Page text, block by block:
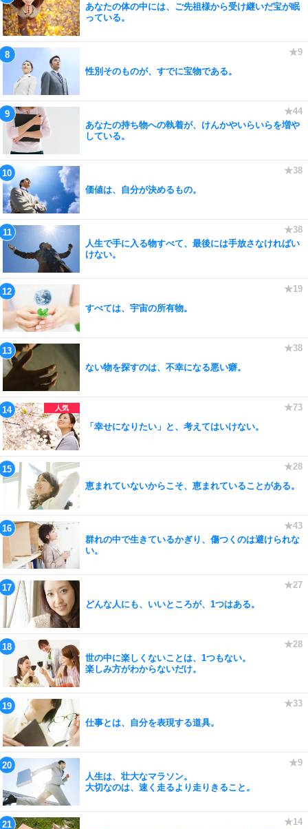
あなたの体の中には、ご先祖様から受け継いだ宝が眠
っている。
性別そのものが、すでに宝物である。
あなたの持ち物への執着が、けんかやいらいらを増や
している。
価値は、自分が決めるもの。
人生で手に入る物すべて、最後には手放さなければい
けない。
すべては、宇宙の所有物。
ない物を探すのは、不幸になる悪い癖。
「幸せになりたい」と、考えてはいけない。
恵まれていないからこそ、恵まれていることがある。
群れの中で生きているかぎり、傷つくのは避けられな
い。
どんな人にも、いいところが、1つはある。
世の中に楽しくないことは、1つもない。
楽しみ方がわからないだけ。
仕事とは、自分を表現する道具。
人生は、壮大なマラソン。
大切なのは、速く走るより走りきること。